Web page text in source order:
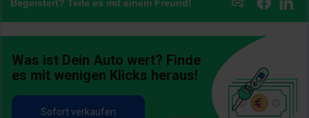
Begeistert? Teile es mit einem Freund!
Was ist Dein Auto wert? Finde
es mit wenigen Klicks heraus!
Sofort verkaufen